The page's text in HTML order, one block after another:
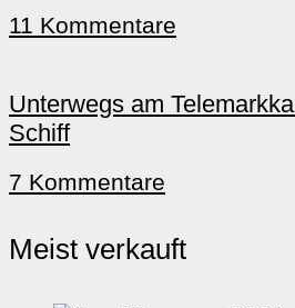
11 Kommentare
Unterwegs am
Schiff
7 Kommentare
Meist verkauft